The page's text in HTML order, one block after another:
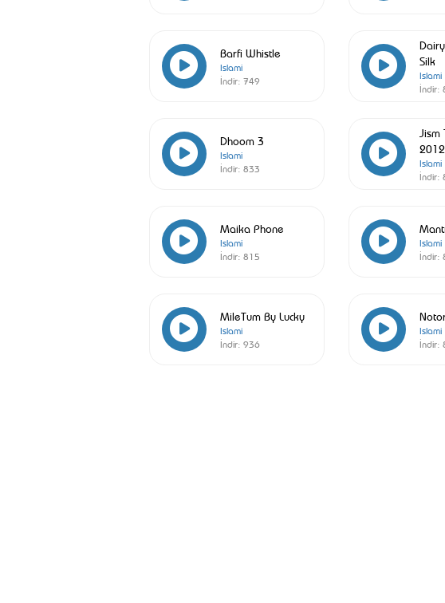
Barfi Whistle
Islami
İndir: 749
Silk
Islami
İndir:
Dhoom 3
Islami
İndir: 833
2012
Islami
İndir:
Maika Phone
Islami
İndir: 815
Islami
İndir:
MileTum By Lucky
Islami
İndir: 936
Islami
İndir: